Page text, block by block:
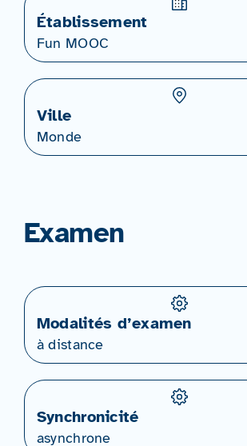
Établissement
Fun MOOC
Ville
Monde
Examen
Modalités d’examen
à distance
Synchronicité
asynchrone